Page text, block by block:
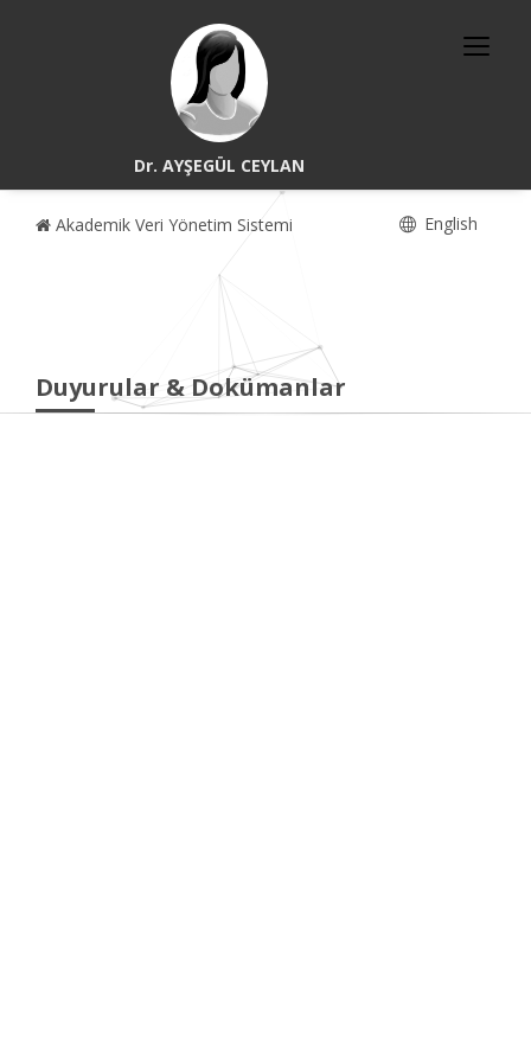
Dr. AYŞEGÜL CEYLAN
Akademik Veri Yönetim Sistemi English
Duyurular & Dokümanlar